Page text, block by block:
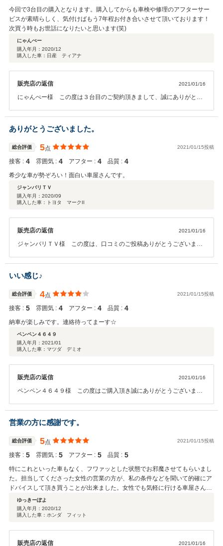
今回で3台目の購入となります。購入してからも車検や修理のアフターサー
ビスが素晴らしく、気付けばもう7年程お付き合いさせて頂いております！
次買う時もお世話になりたいと思います(笑)
にゃんぺー
購入年月： 2020/12
購入した車：日産 ティアナ
販売店の返信 2021/01/16
にゃんぺー様 この度は３台目のご契約頂きまして、誠にありがとう
応えられるよう精一杯努力していきます。 希少車など常時仕入れを
し、店頭に展示しておりますので、また遊びにいらしてください。何
か、お役に立てる事がございましたら、お気軽にご連絡ください。今
後とも長いお付き合いを宜しくお願い致します。
ありがとうございました。
総合評価 5点 2021/01/15投稿
接客 : 4 雰囲気 : 4 アフター : 4 品質 : 4
希少な車が勢ぞろい！面白い車屋さんです。
ジャンバリＴＶ
購入年月： 2020/09
購入した車：トヨタ マークII
販売店の返信 2021/01/16
ジャンバリＴＶ様 この度は、口コミのご投稿ありがとうございま
遊びにいらしてください。気になる点等ございましたら何でもご相談
下さい。 今後共宜しくお願い致します。
いい感じ♪
総合評価 4点 2021/01/15投稿
接客 : 5 雰囲気 : 4 アフター : 4 品質 : 4
納車が楽しみです。連絡待ってまーす☆
ペンペン４６４９
購入年月： 2021/01
購入した車：マツダ デミオ
販売店の返信 2021/01/16
ペンペン４６４９様 この度はご購入頂き誠にありがとうございま
思います。何かご不明な点などございましたら、いつでもご連絡下さ
い。これからも私含め、弊社共々宜しくお願い致します。
営業の方に感謝です。
総合評価 5点 2021/01/15投稿
接客 : 5 雰囲気 : 5 アフター : 5 品質 : 5
特にこれといった車もなく、フワァッとした状態でお邪魔させてもらいまし
た。担当してくださった女性の営業の方が、私の条件などを聞いて的確にア
ドバイスして頂き買うことが出来ました。女性でも気軽に行ける車屋さんで
す♪ゆっきーぽよ
購入年月： 2020/12
購入した車：ホンダ フィット
販売店の返信 2021/01/16